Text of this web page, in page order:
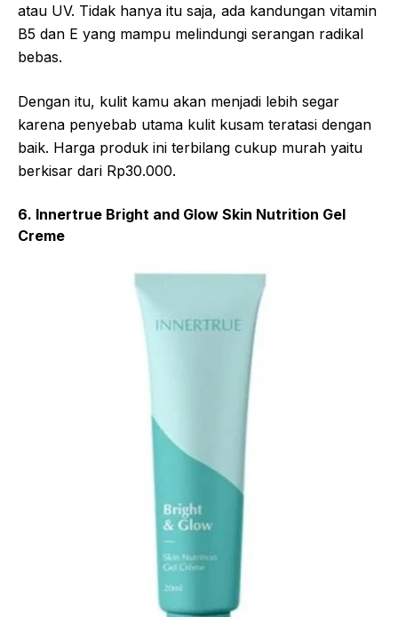
atau UV. Tidak hanya itu saja, ada kandungan vitamin
B5 dan E yang mampu melindungi serangan radikal
bebas.
Dengan itu, kulit kamu akan menjadi lebih segar
karena penyebab utama kulit kusam teratasi dengan
baik. Harga produk ini terbilang cukup murah yaitu
berkisar dari Rp30.000.
6. Innertrue Bright and Glow Skin Nutrition Gel
Creme